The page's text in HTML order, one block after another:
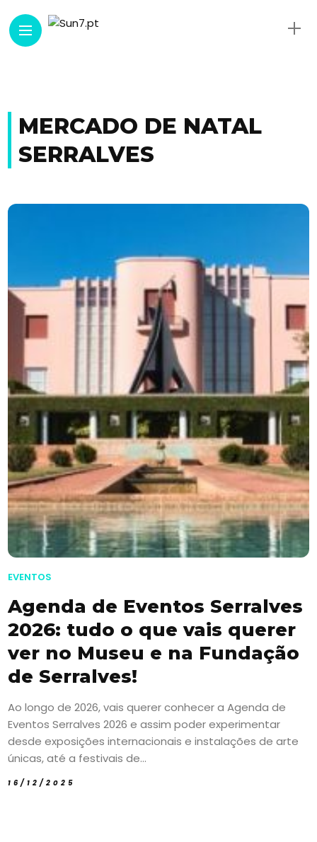
MERCADO DE NATAL
SERRALVES
EVENTOS
Agenda de Eventos Serralves
2026: tudo o que vais querer
ver no Museu e na Fundação
de Serralves!
Ao longo de 2026, vais querer conhecer a Agenda de
Eventos Serralves 2026 e assim poder experimentar
desde exposições internacionais e instalações de arte
únicas, até a festivais de...
16/12/2025